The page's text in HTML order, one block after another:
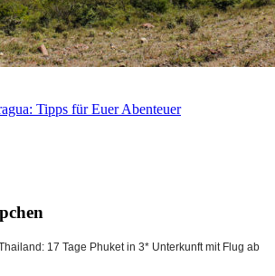
Tipps für Euer Abenteuer
17 Tage Phuket in 3* Unterkunft mit Flug ab